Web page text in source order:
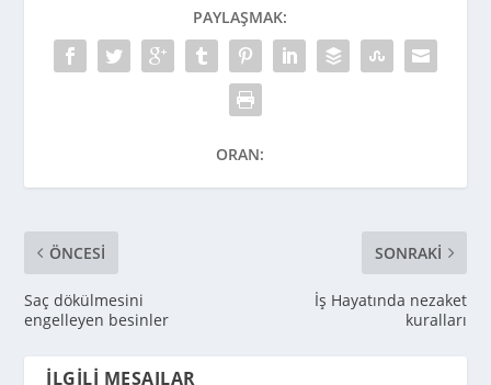
PAYLAŞMAK:
ORAN:
ÖNCESI
Saç dökülmesini
engelleyen besinler
SONRAKI
İş Hayatında nezaket
kuralları
İLGILI MESAJLAR